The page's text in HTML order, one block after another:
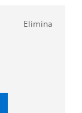
Elimina